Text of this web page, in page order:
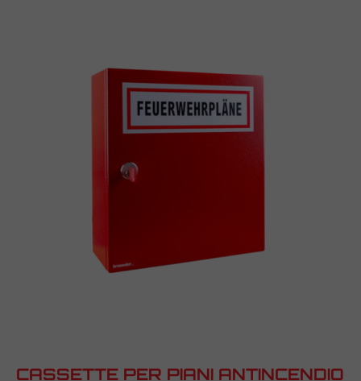
CASSETTE PER PIANI ANTINCENDIO